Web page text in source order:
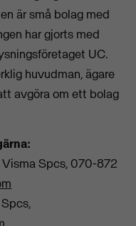
är små bolag med
har gjorts med
UC.
huvudman, ägare
avgöra om ett bolag
Spcs, 070-872